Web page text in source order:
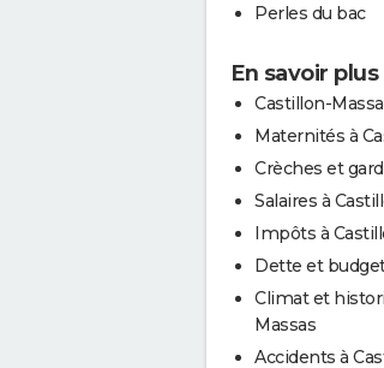
Perles du bac
En savoir
Castillon-
Maternités à
Crèches et
Salaires à
Impôts à
Dette et
Climat et
Massas
Accidents à